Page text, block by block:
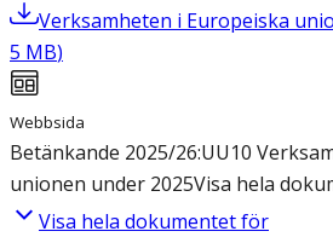
Verksamheten i Europeiska
5 MB)
Webbsida
Betänkande 2025/26:UU10
unionen under 2025Visa hela
Visa hela dokumentet för